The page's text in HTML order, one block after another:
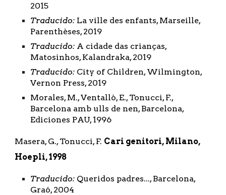
2015
Traducido: La ville des enfants, Marseille,
Parenthèses, 2019
Traducido: A cidade das crianças,
Matosinhos, Kalandraka, 2019
Traducido: City of Children, Wilmington,
Vernon Press, 2019
Morales, M., Ventallò, E., Tonucci, F.,
Barcelona amb ulls de nen, Barcelona,
Ediciones PAU, 1996
Masera, G., Tonucci, F. Cari genitori, Milano,
Hoepli, 1998
Traducido: Queridos padres..., Barcelona,
Graó, 2004